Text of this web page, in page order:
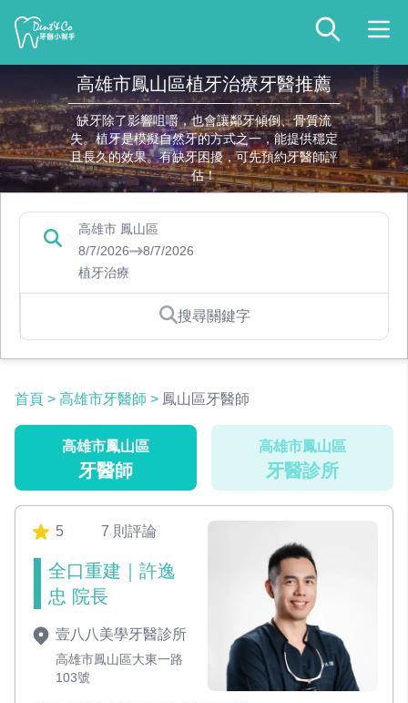
高雄市鳳山區植牙治療牙醫推薦
缺牙除了影響咀嚼，也會讓鄰牙傾倒、骨質流
失。植牙是模擬自然牙的方式之一，能提供穩定
且長久的效果。有缺牙困擾，可先預約牙醫師評
估！
高雄市 鳳山區
8/7/2026
8/7/2026
植牙治療
搜尋關鍵字
首頁 > 高雄市牙醫師 > 鳳山區牙醫師
高雄市鳳山區
牙醫師
高雄市鳳山區
牙醫診所
5 7 則評論
全口重建｜許逸
忠 院長
壹八八美學牙醫診所
高雄市鳳山區大東一路
103號